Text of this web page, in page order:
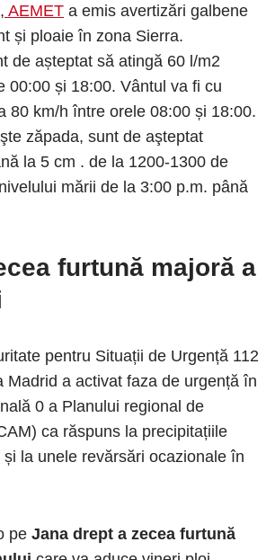
AEMET a emis avertizări galbene
și ploaie în zona Sierra.
de așteptat să atingă 60 l/m2
00:00 și 18:00. Vântul va fi cu
80 km/h între orele 08:00 și 18:00.
zăpada, sunt de aşteptat
la 5 cm . de la 1200-1300 de
mării de la 3:00 p.m. până
furtună majoră a
pentru Situații de Urgență 112
Madrid a activat faza de urgență în
0 a Planului regional de
ca răspuns la precipitațiile
la unele revărsări ocazionale în
pe Jana drept a zecea furtună